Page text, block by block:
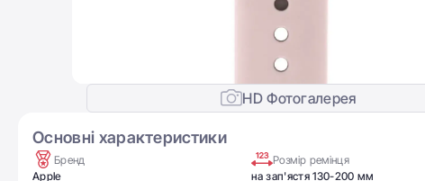
HD Фотогалерея
Основні характеристики
Бренд
Apple
Розмір ремінця
на зап'ястя 130-200 мм